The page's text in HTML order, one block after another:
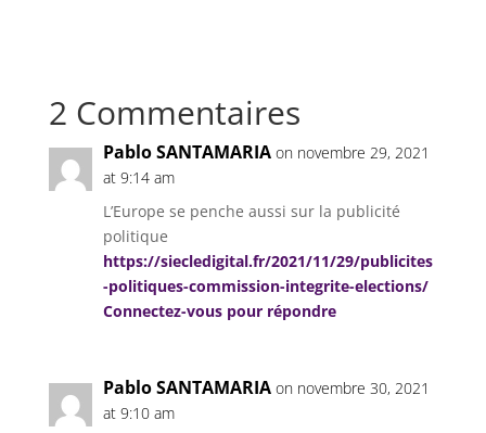
2 Commentaires
Pablo SANTAMARIA on novembre 29, 2021
at 9:14 am
L’Europe se penche aussi sur la publicité
politique
https://siecledigital.fr/2021/11/29/publicites
-politiques-commission-integrite-elections/
Connectez-vous pour répondre
Pablo SANTAMARIA on novembre 30, 2021
at 9:10 am